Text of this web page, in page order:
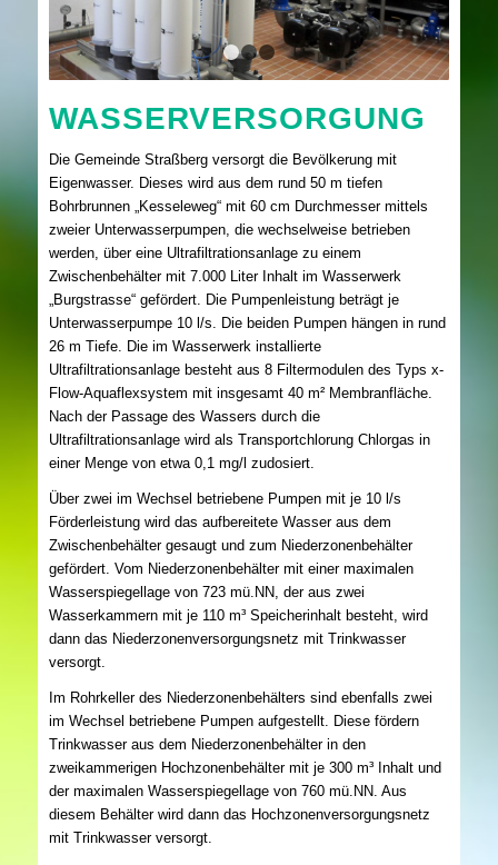
1 2 3
WASSERVERSORGUNG
Die Gemeinde Straßberg versorgt die Bevölkerung mit
Eigenwasser. Dieses wird aus dem rund 50 m tiefen
Bohrbrunnen „Kesseleweg“ mit 60 cm Durchmesser mittels
zweier Unterwasserpumpen, die wechselweise betrieben
werden, über eine Ultrafiltrationsanlage zu einem
Zwischenbehälter mit 7.000 Liter Inhalt im Wasserwerk
„Burgstrasse“ gefördert. Die Pumpenleistung beträgt je
Unterwasserpumpe 10 l/s. Die beiden Pumpen hängen in rund
26 m Tiefe. Die im Wasserwerk installierte
Ultrafiltrationsanlage besteht aus 8 Filtermodulen des Typs x-
Flow-Aquaflexsystem mit insgesamt 40 m² Membranfläche.
Nach der Passage des Wassers durch die
Ultrafiltrationsanlage wird als Transportchlorung Chlorgas in
einer Menge von etwa 0,1 mg/l zudosiert.
Über zwei im Wechsel betriebene Pumpen mit je 10 l/s
Förderleistung wird das aufbereitete Wasser aus dem
Zwischenbehälter gesaugt und zum Niederzonenbehälter
gefördert. Vom Niederzonenbehälter mit einer maximalen
Wasserspiegellage von 723 mü.NN, der aus zwei
Wasserkammern mit je 110 m³ Speicherinhalt besteht, wird
dann das Niederzonenversorgungsnetz mit Trinkwasser
versorgt.
Im Rohrkeller des Niederzonenbehälters sind ebenfalls zwei
im Wechsel betriebene Pumpen aufgestellt. Diese fördern
Trinkwasser aus dem Niederzonenbehälter in den
zweikammerigen Hochzonenbehälter mit je 300 m³ Inhalt und
der maximalen Wasserspiegellage von 760 mü.NN. Aus
diesem Behälter wird dann das Hochzonenversorgungsnetz
mit Trinkwasser versorgt.